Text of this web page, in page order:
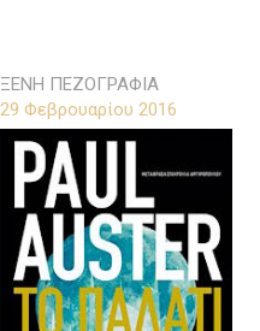
ΞΕΝΗ ΠΕΖΟΓΡΑΦΙΑ
29 Φεβρουαρίου 2016